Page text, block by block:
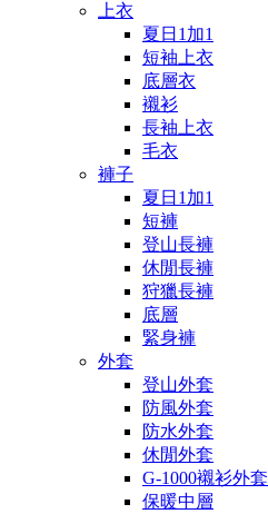
上衣
夏日1加1
短袖上衣
底層衣
襯衫
長袖上衣
毛衣
褲子
夏日1加1
短褲
登山長褲
休閒長褲
狩獵長褲
底層
緊身褲
外套
登山外套
防風外套
防水外套
休閒外套
G-1000襯衫外套
保暖中層